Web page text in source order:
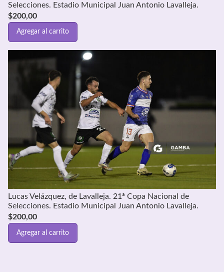
Selecciones. Estadio Municipal Juan Antonio Lavalleja.
$200,00
Agregar al carrito
Lucas Velázquez, de Lavalleja. 21ª Copa Nacional de
Selecciones. Estadio Municipal Juan Antonio Lavalleja.
$200,00
Agregar al carrito